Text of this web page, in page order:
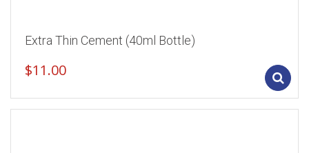
Extra Thin Cement (40ml Bottle)
$11.00